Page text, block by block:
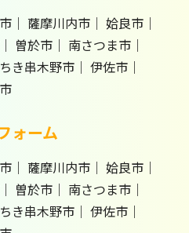
薩摩川内市
姶良市
曽於市
南さつま市
き串木野市
伊佐市
ォーム
薩摩川内市
姶良市
曽於市
南さつま市
き串木野市
伊佐市